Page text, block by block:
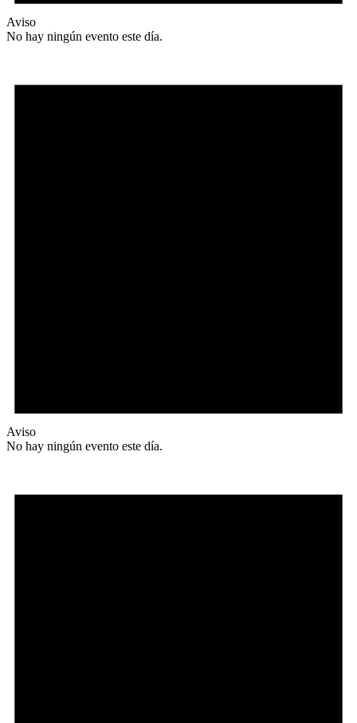
Aviso
No hay ningún evento este día.
Aviso
No hay ningún evento este día.